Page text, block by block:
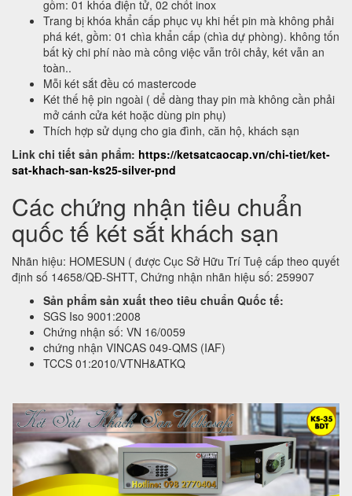
gồm: 01 khóa điện tử, 02 chốt inox
Trang bị khóa khẩn cấp phục vụ khi hết pin mà không phải
phá két, gồm: 01 chìa khẩn cấp (chìa dự phòng). không tốn
bất kỳ chi phí nào mà công việc vẫn trôi chảy, két vẫn an
toàn..
Mỗi két sắt đều có mastercode
Két thế hệ pin ngoài ( dể dàng thay pin mà không cần phải
mở cánh cửa két hoặc dùng pin phụ)
Thích hợp sử dụng cho gia đình, căn hộ, khách sạn
Link chi tiết sản phẩm: https://ketsatcaocap.vn/chi-tiet/ket-
sat-khach-san-ks25-silver-pnd
Các chứng nhận tiêu chuẩn
quốc tế két sắt khách sạn
Nhãn hiệu: HOMESUN ( được Cục Sở Hữu Trí Tuệ cấp theo quyết
định số 14658/QĐ-SHTT, Chứng nhận nhãn hiệu số: 259907
Sản phẩm sản xuất theo tiêu chuẩn Quốc tế:
SGS Iso 9001:2008
Chứng nhận số: VN 16/0059
chứng nhận VINCAS 049-QMS (IAF)
TCCS 01:2010/VTNH&ATKQ